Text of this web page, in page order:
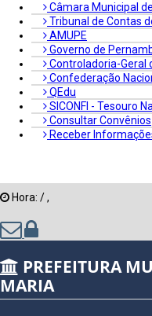
Câmara Municipal
Tribunal de Contas
AMUPE
Governo de
Controladoria-Geral
Confederação
QEdu
SICONFI - Tesouro
Consultar Convênios
Receber
Hora: /,
PREFEITURA
MARIA